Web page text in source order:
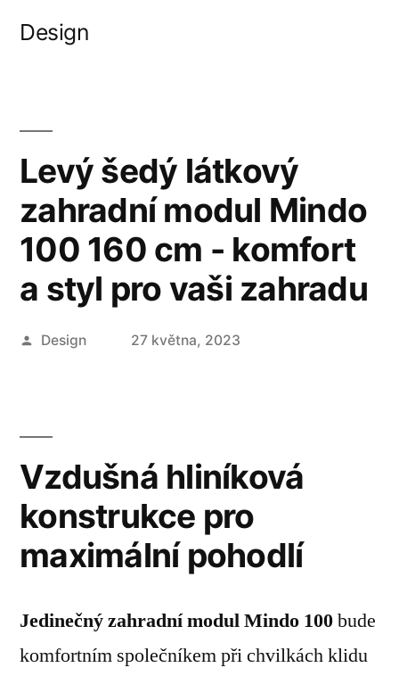
Design
Levý šedý látkový
zahradní modul Mindo
100 160 cm - komfort
a styl pro vaši zahradu
Autor
Design 27 května, 2023
Vzdušná hliníková
konstrukce pro
maximální pohodlí
Jedinečný zahradní modul Mindo 100bude
komfortním společníkem při chvilkách klidu